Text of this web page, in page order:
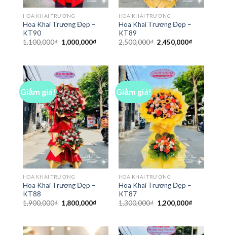
HOA KHAI TRƯƠNG
Hoa Khai Trương Đẹp –
KT90
1,100,000₫ Giá
gốc
1,000,000₫Giá
1,000,000₫.
HOA KHAI TRƯƠNG
Hoa Khai Trương Đẹp –
KT89
2,500,000₫ Giá
gốc
2,450,000₫Giá
Giảm giá!
HOA KHAI TRƯƠNG
Hoa Khai Trương Đẹp –
KT88
1,900,000₫ Giá
gốc
1,800,000₫Giá
1,800,000₫.
Giảm giá!
HOA KHAI TRƯƠNG
Hoa Khai Trương Đẹp –
KT87
1,300,000₫ Giá
gốc
1,200,000₫Giá